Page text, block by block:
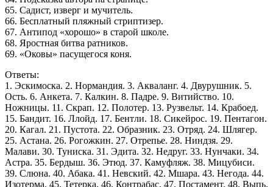
65. Садист, изверг и мучитель.
66. Бесплатный пляжный стриптизер.
67. Антипод «хорошо» в старой школе.
68. Яростная битва ратников.
69. «Оковы» пасущегося коня.
Ответы:
1. Эскимоска. 2. Нормандия. 3. Акваланг. 4. Двурушник. 5.
Ость. 6. Анкета. 7. Калкин. 8. Падре. 9. Витийство. 10.
Ножницы. 11. Скрап. 12. Полотер. 13. Рузвельт. 14. Крабоед.
15. Бандит. 16. Ллойд. 17. Бентли. 18. Сикейрос. 19. Пентагон.
20. Кагал. 21. Пустота. 22. Образник. 23. Отряд. 24. Шлягер.
25. Астана. 26. Рогожкин. 27. Отрепье. 28. Ниндзя. 29.
Малави. 30. Туниска. 31. Эдита. 32. Недруг. 33. Нунчаки. 34.
Астра. 35. Бердыш. 36. Этюд. 37. Камуфляж. 38. Мицубиси.
39. Слюна. 40. Абака. 41. Невский. 42. Мшара. 43. Негода. 44.
Изотерма. 45. Тетерка. 46. Контрабас. 47. Постамент. 48. Выпь.